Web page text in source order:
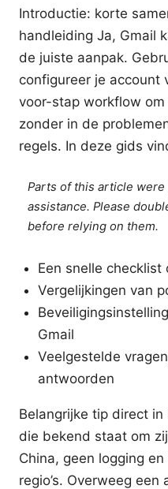
Introductie: korte
handleiding Ja, Gmail
de juiste aanpak.
configureer je account
voor-stap workflow
zonder in de
regels. In deze gids
Parts of this article
assistance. Please
before relying on them.
Een snelle
Vergelijkingen van
Gmail
Veelgestelde
antwoorden
Belangrijke tip direct
die bekend staat om
China, geen logging
regio’s. Overweeg